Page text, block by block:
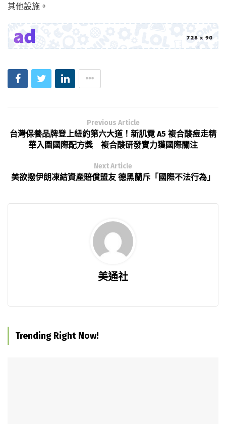
其他設施。
Previous Article
台灣保養品牌登上紐約第六大道！新肌霓 A5 複合酸痘走精
華入圍國際配方獎 複合酸研發實力獲國際關注
Next Article
美欲撥伊朗凍結資產賠償盟友 德黑蘭斥「國際不法行為」
美通社
Trending Right Now!